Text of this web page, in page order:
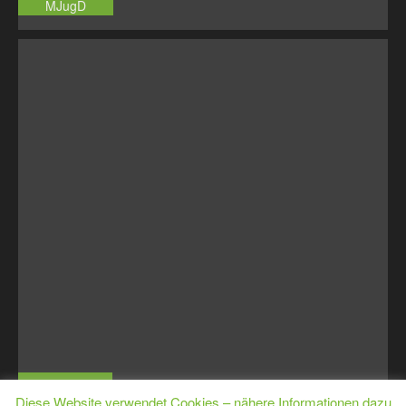
MJugD
MJugE
Diese Website verwendet Cookies – nähere Informationen dazu